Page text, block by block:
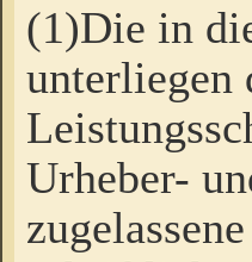
(1)Die in
unterliegen
Urheber-